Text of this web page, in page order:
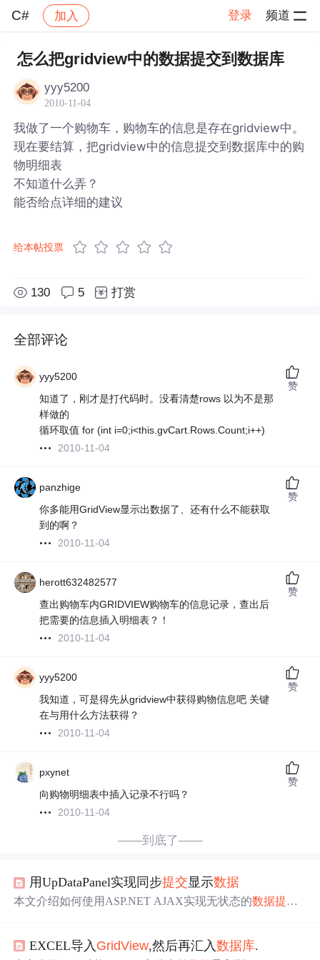
C# 加入 登录 频道
社区 C# 帖子详情
怎么把gridview中的数据提交到数据库
yyy5200
2010-11-04
我做了一个购物车，购物车的信息是存在gridview中。
现在要结算，把gridview中的信息提交到数据库中的购
物明细表
不知道什么弄？
能否给点详细的建议
给本帖投票
130 5 打赏
全部评论
yyy5200
知道了，刚才是打代码时。没看清楚rows 以为不是那
样做的
循环取值 for (int i=0;i<this.gvCart.Rows.Count;i++)
2010-11-04
赞
panzhige
你多能用GridView显示出数据了、还有什么不能获取
到的啊？
2010-11-04
赞
herott632482577
查出购物车内GRIDVIEW购物车的信息记录，查出后
把需要的信息插入明细表？！
2010-11-04
赞
yyy5200
我知道，可是得先从gridview中获得购物信息吧 关键
在与用什么方法获得？
2010-11-04
赞
pxynet
向购物明细表中插入记录不行吗？
2010-11-04
赞
——到底了——
用UpDataPanel实现同步提交显示数据
本文介绍如何使用ASP.NET AJAX实现无状态的数据提交
据 。
EXCEL导入 GridView,然后再汇入数据库.